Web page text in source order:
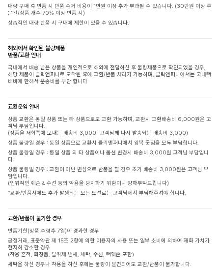
대량 구매 후 반품 시 반품 수거 비용이 1만원 이상 추가 부과될 수 있습니다. (30만원 이상 주
문건/상품 개수 70% 이상 반품 시)
상습적인 대량 반품 시 구매에 제한이 있을 수 있습니다.
해외에서 확인된 불량제품
반품/교환 안내
국내에서 배송 받은 상품을 개인적으로 해외에 전달하신 후 불량제품으로 확인되었을 경우,
해당 제품이 클릭앤퍼니로 도착된 후에 교환/반품 처리가 가능하며, 클릭앤퍼니에서는 국내택
배비에 한해서 운송비를 부담 합니다
교환운임 안내
상품 교환은 동일 상품 또는 타 상품으로도 교환 가능하며, 교환시 교환배송비 6,000원은 고
객님 부담입니다.
(상품을 저희쪽에 보내는 배송비 3,000+고객님께 다시 발송되는 배송비 3,000)
상품 불량일 경우 : 동일 상품으로 교환시 클릭앤퍼니에서 왕복 운임을 모두 부담합니다.
상품 불량일 경우 : 동일 상품 외 타 상품이나 옵션 변경시 배송비 3,000원 고객님 부담입니
다.
상품 불량일 경우 : 교환이 아닌 변심으로 반품을 할 경우 초기 배송비 3,000원은 고객님 부
담입니다.
(인위적인 훼손 & 수선 등의 악용을 방지하기 위함이니 양해부탁드립니다)
*교환/반품시에도 추가 발생되는 모든 도선료는 고객님께서 부담해주셔야 합니다.
교환/반품이 불가한 경우
반품기한(상품 수령후 7일)이 경과한 경우
공정거래, 표준약관 제 15조 2항에 의한 이용자의 사용 또는 일부 소비에 의하여 재화 가치가
현저히 감소한 경우
(착용 흔적, 화장품, 탈취제 냄새, 세탁, 수선, 택훼손 포함)
세탁을 하신 경우나 착용을 하신 후에는 불량이 발견되어도 교환/반품이 불가합니다.